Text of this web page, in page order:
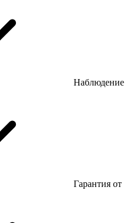
Наблюдение
Гарантия от